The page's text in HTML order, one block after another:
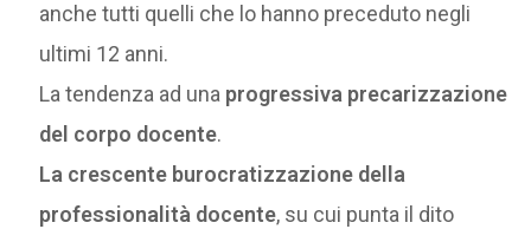
anche tutti quelli che lo hanno preceduto negli
ultimi 12 anni.
La tendenza ad una progressiva precarizzazione
del corpo docente.
La crescente burocratizzazione della
professionalità docente, su cui punta il dito